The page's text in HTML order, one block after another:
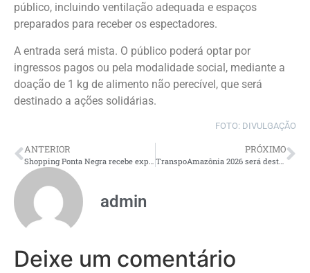
público, incluindo ventilação adequada e espaços
preparados para receber os espectadores.
A entrada será mista. O público poderá optar por
ingressos pagos ou pela modalidade social, mediante a
doação de 1 kg de alimento não perecível, que será
destinado a ações solidárias.
FOTO: DIVULGAÇÃO
ANTERIOR PRÓXIMO
TranspoAmazônia 2026 será destaque no programa Em Debate desta quinta-feira (14)
admin
Deixe um comentário